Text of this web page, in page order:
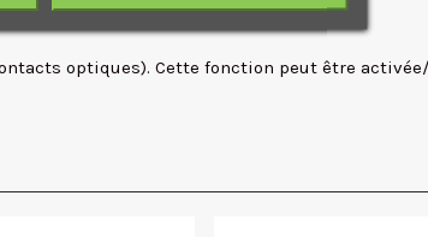
optiques). Cette fonction peut être